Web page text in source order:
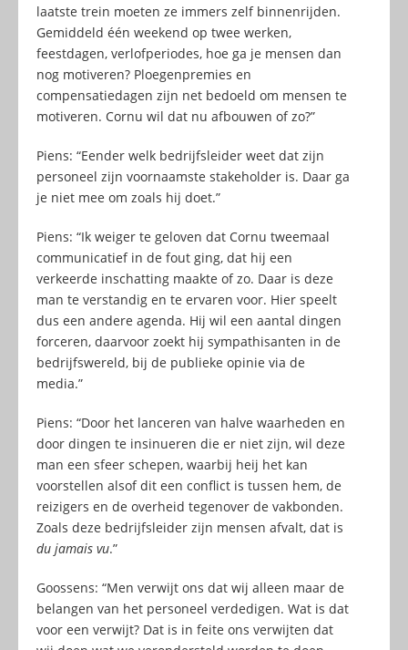
laatste trein moeten ze immers zelf binnenrijden.
Gemiddeld één weekend op twee werken,
feestdagen, verlofperiodes, hoe ga je mensen dan
nog motiveren? Ploegenpremies en
compensatiedagen zijn net bedoeld om mensen te
motiveren. Cornu wil dat nu afbouwen of zo?”
Piens: “Eender welk bedrijfsleider weet dat zijn
personeel zijn voornaamste stakeholder is. Daar ga
je niet mee om zoals hij doet.”
Piens: “Ik weiger te geloven dat Cornu tweemaal
communicatief in de fout ging, dat hij een
verkeerde inschatting maakte of zo. Daar is deze
man te verstandig en te ervaren voor. Hier speelt
dus een andere agenda. Hij wil een aantal dingen
forceren, daarvoor zoekt hij sympathisanten in de
bedrijfswereld, bij de publieke opinie via de
media.”
Piens: “Door het lanceren van halve waarheden en
door dingen te insinueren die er niet zijn, wil deze
man een sfeer schepen, waarbij heij het kan
voorstellen alsof dit een conflict is tussen hem, de
reizigers en de overheid tegenover de vakbonden.
Zoals deze bedrijfsleider zijn mensen afvalt, dat is
du jamais vu.”
Goossens: “Men verwijt ons dat wij alleen maar de
belangen van het personeel verdedigen. Wat is dat
voor een verwijt? Dat is in feite ons verwijten dat